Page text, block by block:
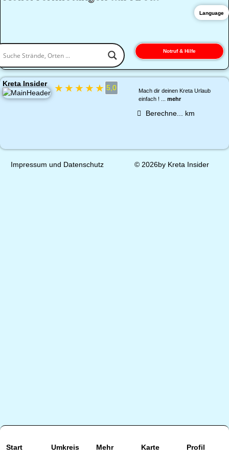
Notruf & Hilfe
Kreta Insider ★★★★★ 5,0
Mach dir deinen Kreta Urlaub
einfach ! ... mehr
Berechne... km
Start Umkreis Mehr Karte Profil
Impressum und Datenschutz © 2026by Kreta Insider
Language